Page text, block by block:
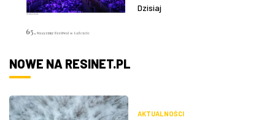
Dzisiaj
NOWE NA RESINET.PL
AKTUALNOŚCI